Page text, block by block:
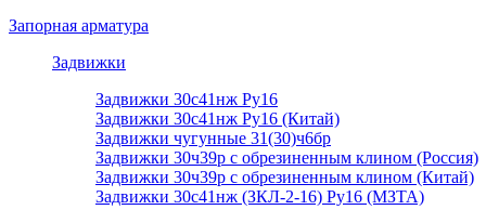
Запорная арматура
Задвижки
Задвижки 30с41нж Ру16
Задвижки 30с41нж Ру16 (Китай)
Задвижки чугунные 31(30)ч6бр
Задвижки 30ч39р с обрезиненным клином (Россия)
Задвижки 30ч39р с обрезиненным клином (Китай)
Задвижки 30с41нж (ЗКЛ-2-16) Ру16 (МЗТА)